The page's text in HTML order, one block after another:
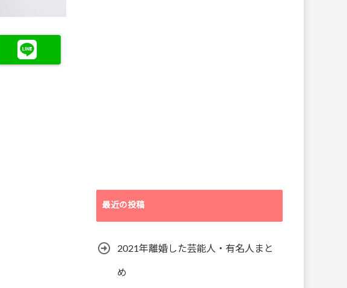
最近の投稿
2021年離婚した芸能人・有名人まと
め